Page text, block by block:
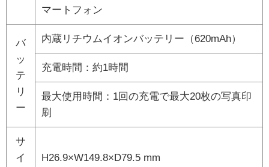
マートフォン
バ
ッ
テ
リ
ー
内蔵リチウムイオンバッテリー（620mAh）
充電時間：約1時間
最大使用時間：1回の充電で最大20枚の写真印
刷
サ
イ
H26.9×W149.8×D79.5 mm